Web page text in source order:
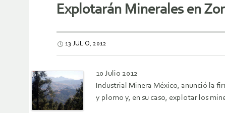
Explotarán Minerales en
13 JULIO, 2012
10 Julio 2012
Industrial Minera México, anunció la
y plomo y, en su caso, explotar los